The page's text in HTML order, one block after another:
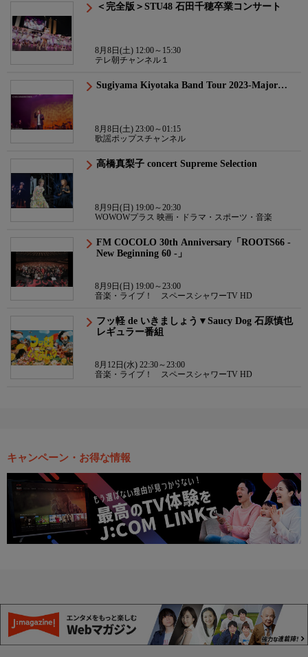
＜完全版＞STU48 石田千穂卒業コンサート
8月8日(土) 12:00～15:30
テレ朝チャンネル１
Sugiyama Kiyotaka Band Tour 2023-Major…
8月8日(土) 23:00～01:15
歌謡ポップスチャンネル
高橋真梨子 concert Supreme Selection
8月9日(日) 19:00～20:30
WOWOWプラス 映画・ドラマ・スポーツ・音楽
FM COCOLO 30th Anniversary「ROOTS66 -
New Beginning 60 -」
8月9日(日) 19:00～23:00
音楽・ライブ！ スペースシャワーTV HD
フッ軽 de いきましょう▼Saucy Dog 石原慎也
レギュラー番組
8月12日(水) 22:30～23:00
音楽・ライブ！ スペースシャワーTV HD
キャンペーン・お得な情報